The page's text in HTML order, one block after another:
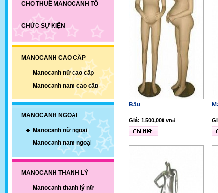
CHO THUÊ MANOCANH TỔ
CHỨC SỰ KIỆN
MANOCANH CAO CẤP
Manocanh nữ cao cấp
Manocanh nam cao cấp
MANOCANH NGOẠI
Manocanh nữ ngoại
Manocanh nam ngoại
MANOCANH THANH LÝ
Manocanh thanh lý nữ
Bầu
Giá: 1,500,000 vnđ